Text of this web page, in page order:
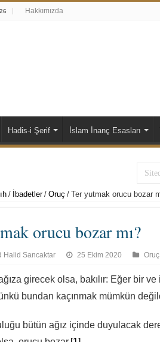
Hakkımızda
Hadis-i Şerif İslam İnanç Esasları
/ İbadetler / Oruç / Ter yutmak orucu bozar
orucu bozar mı?
Halid Sancaktar 25 Ekim 2020 Oruç
girecek olsa, bakılır: Eğer bir
bundan kaçınmak mümkün
bütün ağız içinde duyulacak